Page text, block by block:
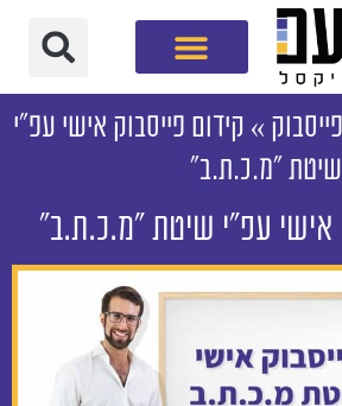
» קידום פייסבוק אישי עפ"י
שיטת "מ.כ.ת.ב"
אישי עפ"י שיטת "מ.כ.ת.ב"